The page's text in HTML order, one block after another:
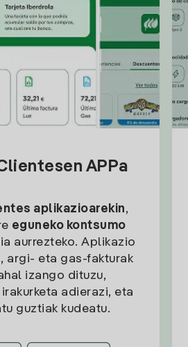
APPa
aplikazioarekin,
eguneko kontsumo
aurrezteko. Aplikazio
argi- eta gas-fakturak
izango dituzu,
adierazi, eta
guztiak kudeatu.